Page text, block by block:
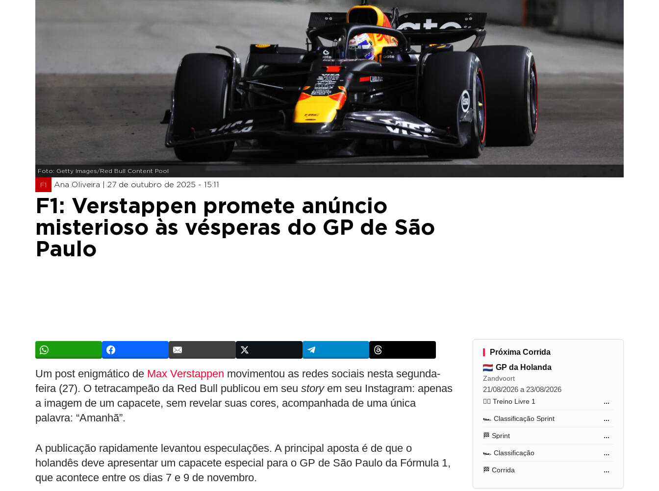
Foto: Getty Images/Red Bull Content Pool
F1 Ana Oliveira | 27 de outubro de 2025 - 15:11
F1: Verstappen promete anúncio
misterioso às vésperas do GP de São
Paulo
Um post enigmático de Max Verstappen movimentou as redes sociais nesta segunda-
feira (27). O tetracampeão da Red Bull publicou em seu storyem seu Instagram: apenas
a imagem de um capacete, sem revelar suas cores, acompanhada de uma única
palavra: “Amanhã”.
A publicação rapidamente levantou especulações. A principal aposta é de que o
holandês deve apresentar um capacete especial para o GP de São Paulo da Fórmula 1,
que acontece entre os dias 7 e 9 de novembro.
Próxima Corrida
GP da Holanda
Zandvoort
21/08/2026 a 23/08/2026
🏋️‍♂️ Treino Livre 1 ...
🏎️ Classificação Sprint ...
🏁 Sprint ...
🏎️ Classificação ...
🏁 Corrida ...